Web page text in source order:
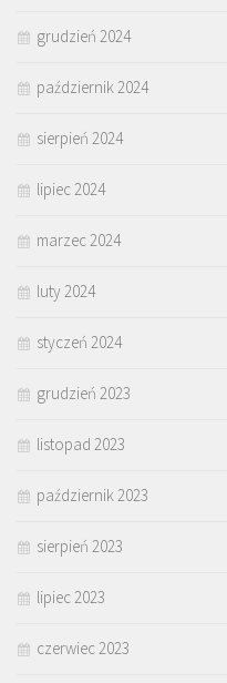
grudzień 2024
październik 2024
sierpień 2024
lipiec 2024
marzec 2024
luty 2024
styczeń 2024
grudzień 2023
listopad 2023
październik 2023
sierpień 2023
lipiec 2023
czerwiec 2023